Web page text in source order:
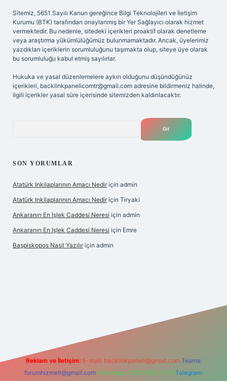
Sitemiz, 5651 Sayılı Kanun gereğince Bilgi Teknolojileri ve İletişim
Kurumu (BTK) tarafından onaylanmış bir Yer Sağlayıcı olarak hizmet
vermektedir. Bu nedenle, sitedeki içerikleri proaktif olarak denetleme
veya araştırma yükümlülüğümüz bulunmamaktadır. Ancak, üyelerimiz
yazdıkları içeriklerin sorumluluğunu taşımakta olup, siteye üye olarak
bu sorumluluğu kabul etmiş sayılırlar.
Hukuka ve yasal düzenlemelere aykırı olduğunu düşündüğünüz
içerikleri, backlinkpanelicomtr@gmail.com adresine bildirmeniz halinde,
ilgili içerikler yasal süre içerisinde sitemizden kaldırılacaktır.
SON YORUMLAR
Atatürk Inkilaplarının Amacı Nedir için admin
Atatürk Inkilaplarının Amacı Nedir için Tiryaki
Ankaranın En Işlek Caddesi Neresi için admin
Ankaranın En Işlek Caddesi Neresi için Emre
Başpiskopos Nasil Yazılır için admin
Reklam ve İletişim: E-mail: backlinkpaneli@gmail.com Teams:
forumhizmeti@gmail.com Whatsapp: 0262 606 0 726 Telegram: